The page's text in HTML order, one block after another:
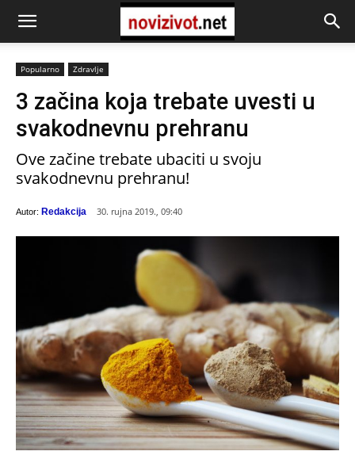
Popularno Zdravlje
3 začina koja trebate uvesti u
svakodnevnu prehranu
Ove začine trebate ubaciti u svoju
svakodnevnu prehranu!
Autor: Redakcija 30. rujna 2019., 09:40